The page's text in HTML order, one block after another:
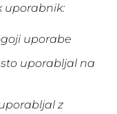
uporabnik:
uporabe
uporabljal na
z